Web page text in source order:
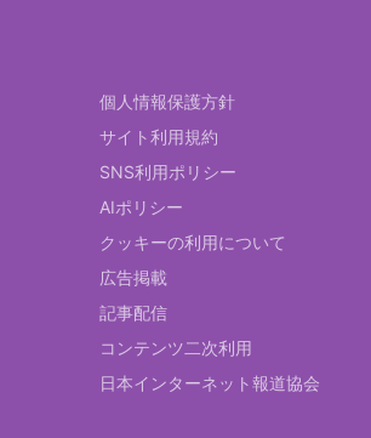
個人情報保護方針
サイト利用規約
SNS利用ポリシー
AIポリシー
クッキーの利用について
広告掲載
記事配信
コンテンツ二次利用
日本インターネット報道協会